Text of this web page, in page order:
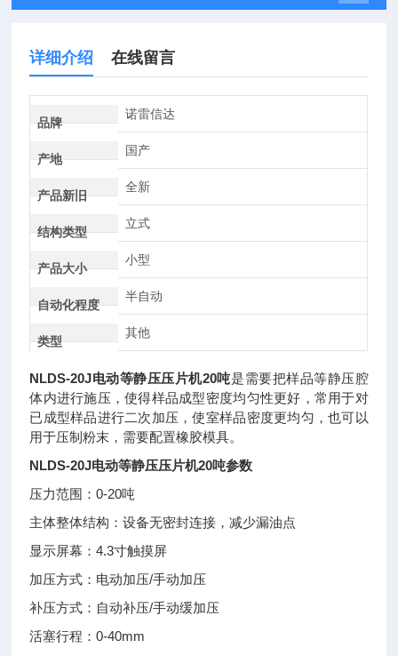
详细介绍 在线留言
品牌
诺雷信达
产地
国产
产品新旧
全新
结构类型
立式
产品大小
小型
自动化程度
半自动
类型
其他
NLDS-20J电动等静压压片机20吨是需要把样品等静压腔
体内进行施压，使得样品成型密度均匀性更好，常用于对
已成型样品进行二次加压，使室样品密度更均匀，也可以
用于压制粉末，需要配置橡胶模具。
NLDS-20J电动等静压压片机20吨参数
压力范围：0-20吨
主体整体结构：设备无密封连接，减少漏油点
显示屏幕：4.3寸触摸屏
加压方式：电动加压/手动加压
补压方式：自动补压/手动缓加压
活塞行程：0-40mm